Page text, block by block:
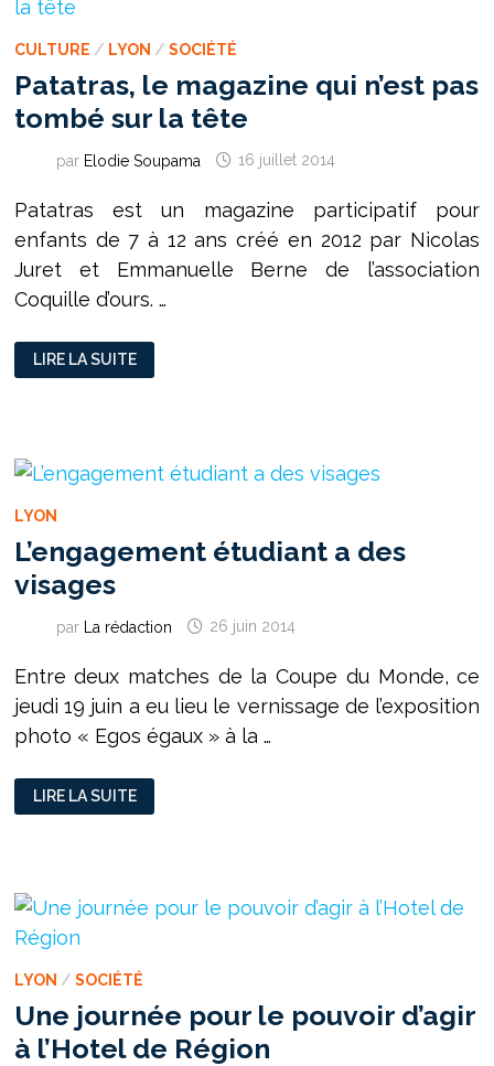
CULTURE / LYON / SOCIÉTÉ
Patatras, le magazine qui n’est pas
tombé sur la tête
par Elodie Soupama 16 juillet 2014
Patatras est un magazine participatif pour
enfants de 7 à 12 ans créé en 2012 par Nicolas
Juret et Emmanuelle Berne de l’association
Coquille d’ours. …
PATATRAS,
LE
MAGAZINE
LA
TÊTE
LIRE LA SUITE
LYON
L’engagement étudiant a des
visages
par La rédaction 26 juin 2014
Entre deux matches de la Coupe du Monde, ce
jeudi 19 juin a eu lieu le vernissage de l’exposition
photo « Egos égaux » à la …
L’ENGAGEMENT
ÉTUDIANT
A
LIRE LA SUITE
LYON / SOCIÉTÉ
Une journée pour le pouvoir d’agir
à l’Hotel de Région